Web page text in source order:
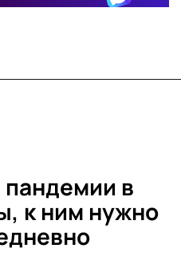
в
к ним нужно